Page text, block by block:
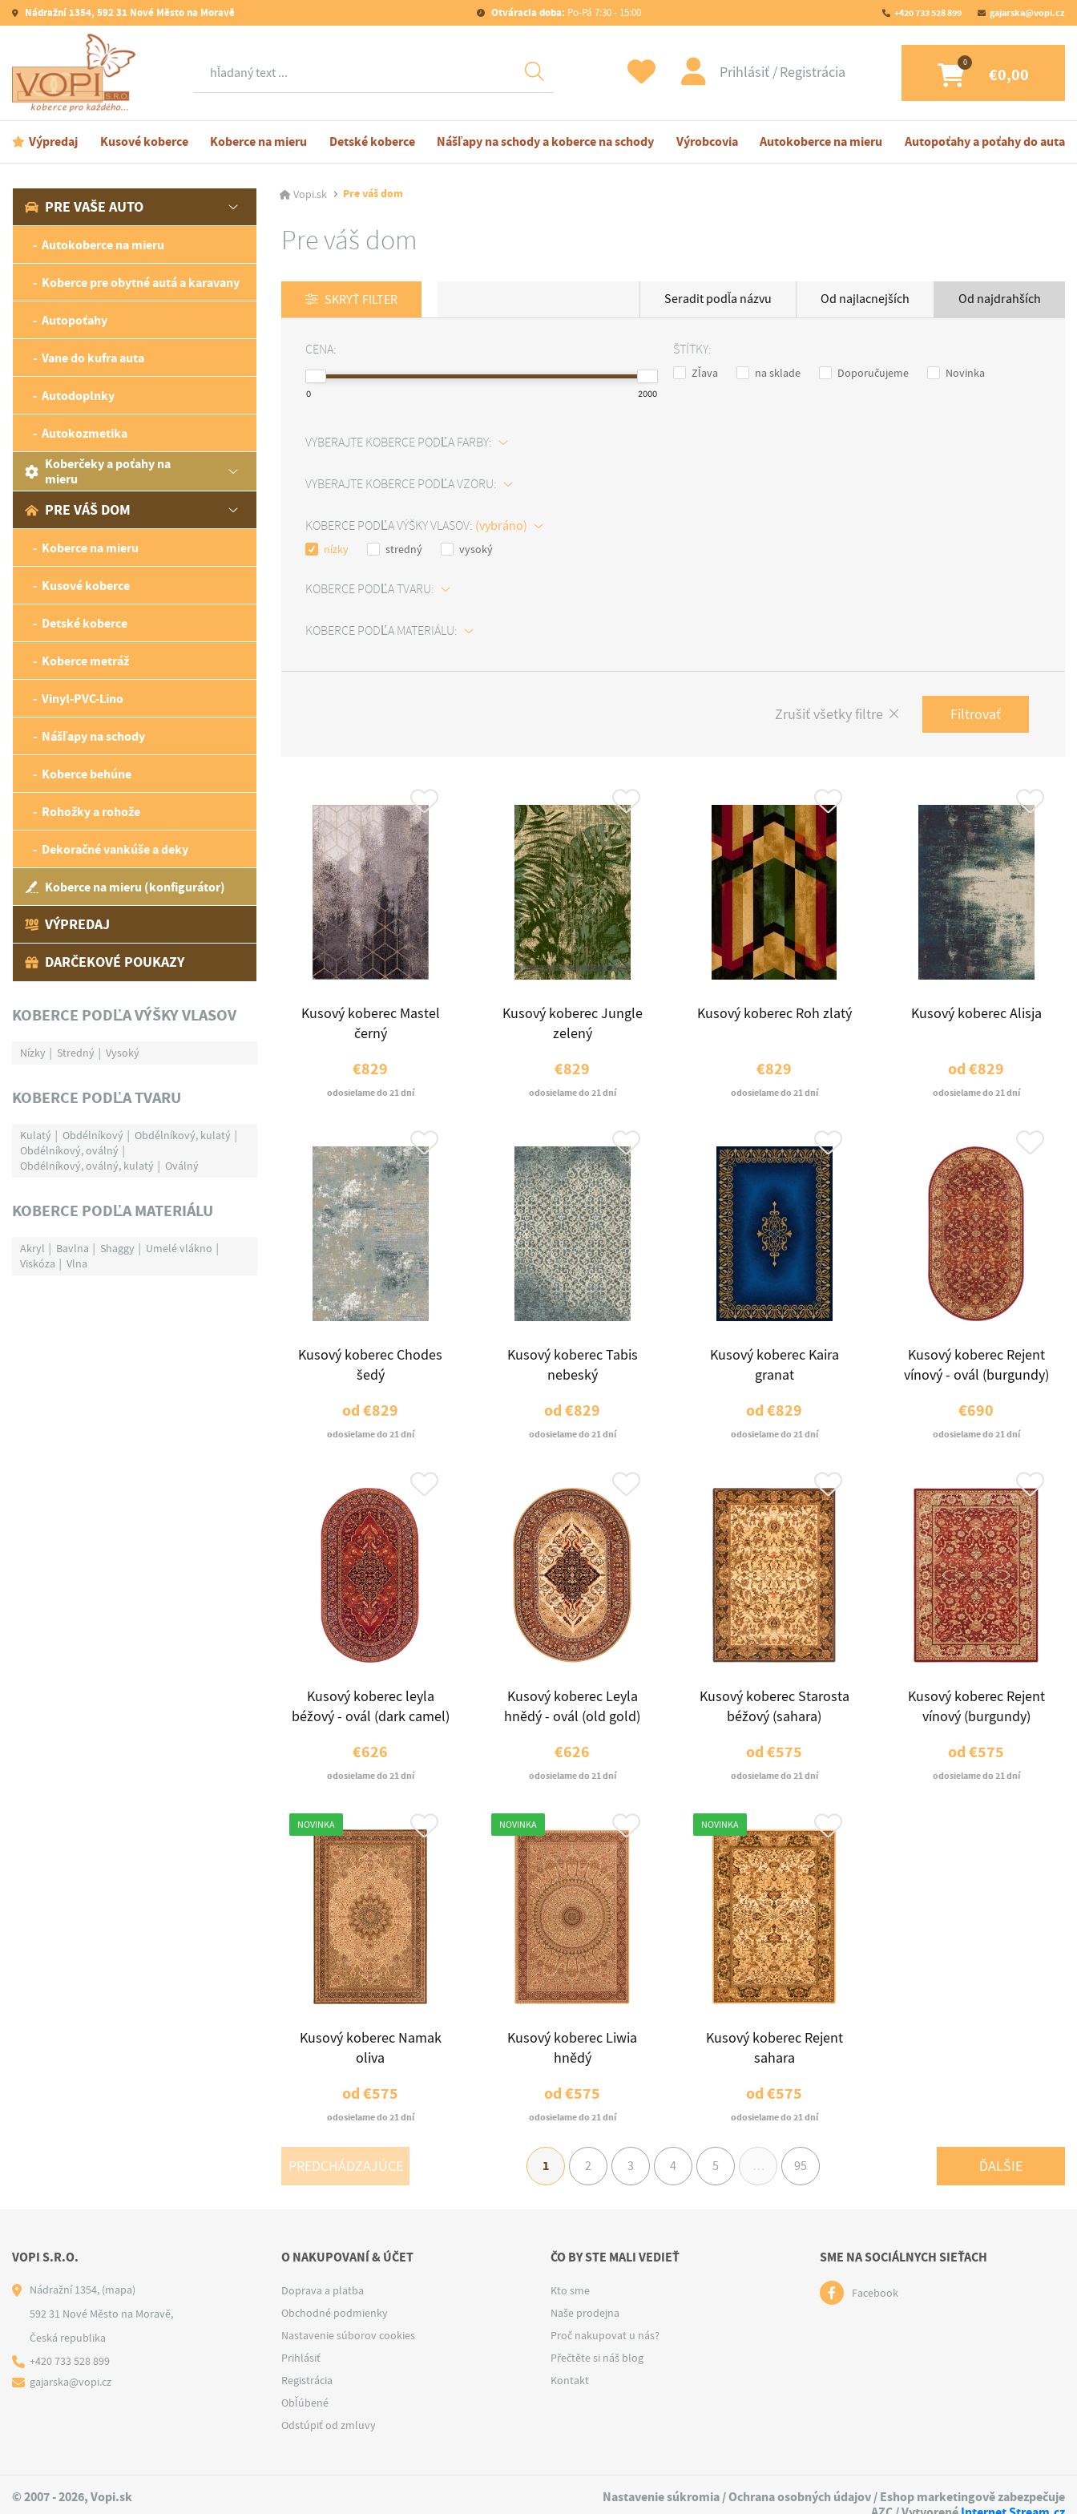
Nádražní 1354, 592 31 Nové Město na Moravě Otváracia doba: Po-Pá 7:30 - 15:00 +420 733 528 899 gajarska@vopi.cz
Hľadať
Prihlásiť Registrácia €0,00
Výpredaj Kusové koberce Koberce na mieru Detské koberce Nášľapy na schody a koberce na schody Výrobcovia Autokoberce na mieru Autopoťahy a poťahy do auta
PRE VAŠE AUTO
Autokoberce na mieru
Koberce pre obytné autá a karavany
Autopoťahy
Vane do kufra auta
Autodoplnky
Autokozmetika
Koberčeky a poťahy na
mieru
PRE VÁŠ DOM
Koberce na mieru
Kusové koberce
Detské koberce
Koberce metráž
Vinyl-PVC-Lino
Nášľapy na schody
Koberce behúne
Rohožky a rohože
Dekoračné vankúše a deky
Koberce na mieru (konfigurátor)
VÝPREDAJ
DARČEKOVÉ POUKAZY
KOBERCE PODĽA VÝŠKY VLASOV
Nízky Stredný Vysoký
KOBERCE PODĽA TVARU
Kulatý Obdélníkový
Obdélníkový, kulatý
Obdélníkový, oválný
Obdélníkový, oválný, kulatý
Oválný
KOBERCE PODĽA MATERIÁLU
Akryl Bavlna Shaggy
Umelé vlákno
Viskóza
Vlna
Vopi.sk Pre váš dom
Pre váš dom
SKRYŤ FILTER Seradit podľa názvu Od najlacnejších Od najdrahších
CENA:
0 2000
ŠTÍTKY:
Zľava na sklade Doporučujeme Novinka
VYBERAJTE KOBERCE PODĽA FARBY:
VYBERAJTE KOBERCE PODĽA VZORU:
KOBERCE PODĽA VÝŠKY VLASOV:
nízky stredný vysoký
KOBERCE PODĽA TVARU:
KOBERCE PODĽA MATERIÁLU:
Zrušiť všetky filtre Filtrovať
Kusový koberec Mastel
černý
€829
odosielame do 21 dní
Kusový koberec Jungle
zelený
€829
odosielame do 21 dní
Kusový koberec Roh zlatý
€829
odosielame do 21 dní
Kusový koberec Alisja
od€829
odosielame do 21 dní
Kusový koberec Chodes
šedý
od€829
odosielame do 21 dní
Kusový koberec Tabis
nebeský
od€829
odosielame do 21 dní
Kusový koberec Kaira
granat
od€829
odosielame do 21 dní
Kusový koberec Rejent
vínový - ovál (burgundy)
€690
odosielame do 21 dní
Kusový koberec leyla
béžový - ovál (dark camel)
€626
odosielame do 21 dní
Kusový koberec Leyla
hnědý - ovál (old gold)
€626
odosielame do 21 dní
Kusový koberec Starosta
béžový (sahara)
od€575
odosielame do 21 dní
Kusový koberec Rejent
vínový (burgundy)
od€575
odosielame do 21 dní
NOVINKA
Kusový koberec Namak
oliva
od€575
odosielame do 21 dní
NOVINKA
Kusový koberec Liwia
hnědý
od€575
odosielame do 21 dní
NOVINKA
Kusový koberec Rejent
sahara
od€575
odosielame do 21 dní
PREDCHÁDZAJÚCE 1 2 3 4 5 … 95 ĎALŠIE
VOPI S.R.O.
Nádražní 1354, (mapa)
592 31 Nové Město na Moravě,
Česká republika
+420 733 528 899
gajarska@vopi.cz
O NAKUPOVANÍ & ÚČET
Doprava a platba
Obchodné podmienky
Nastavenie súborov cookies
Prihlásiť
Registrácia
Obľúbené
Odstúpiť od zmluvy
ČO BY STE MALI VEDIEŤ
Kto sme
Naše prodejna
Proč nakupovat u nás?
Přečtěte si náš blog
Kontakt
SME NA SOCIÁLNYCH SIEŤACH
Facebook
© 2007 - 2026, Vopi.sk Nastavenie súkromia/Ochrana osobných údajov/ Eshop marketingově zabezpečuje